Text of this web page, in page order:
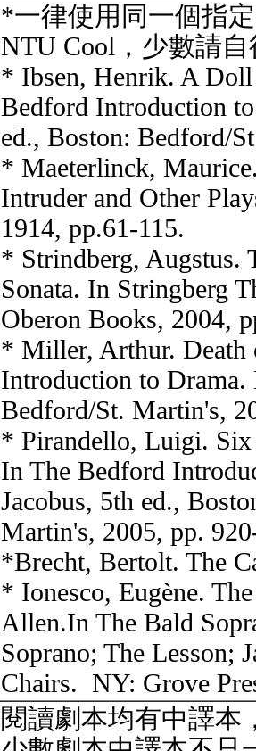
*一律使用同一個指
NTU Cool，少數請
* Ibsen, Henrik. A
Bedford Introduction
ed., Boston: Bedford/
* Maeterlinck,
Intruder and Other
1914, pp.61-115.
* Strindberg, Augstus.
Sonata. In Stringberg
Oberon Books, 2004,
* Miller, Arthur. Death
Introduction to Drama.
Bedford/St. Martin's,
* Pirandello, Luigi. Six
In The Bedford
Jacobus, 5th ed.,
Martin's, 2005, pp.
*Brecht, Bertolt. The
* Ionesco, Eugène.
Allen.In The Bald
Soprano; The Lesson;
Chairs. ‎ NY: Grove
閱讀劇本均有中譯本